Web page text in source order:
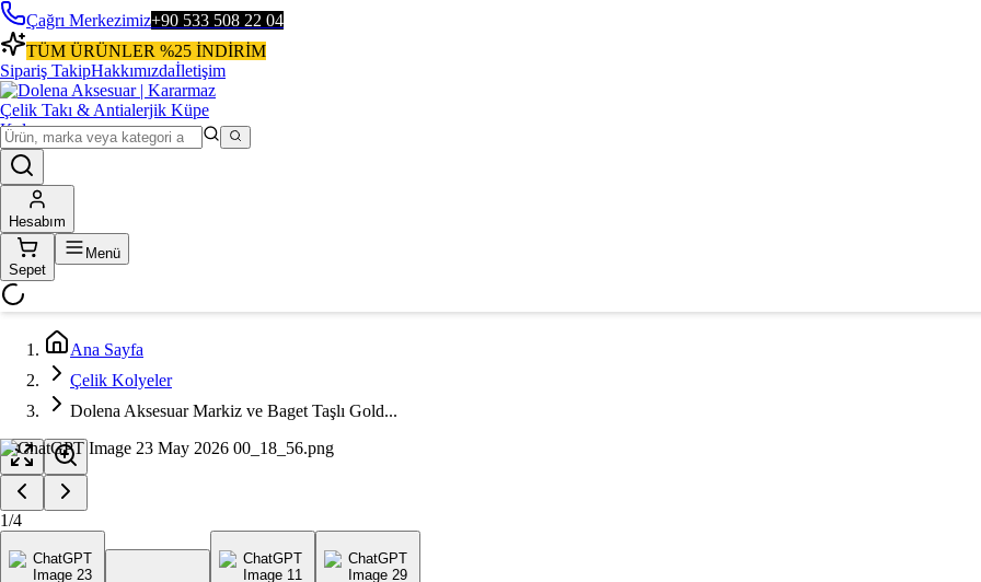
Çağrı Merkezimiz+90 533 508 22 04
TÜM ÜRÜNLER %25 İNDİRİM
Sipariş TakipHakkımızdaİletişim
Hesabım
Sepet
Menü
Ana Sayfa
Çelik Kolyeler
Dolena Aksesuar Markiz ve Baget Taşlı Gold...
1/4